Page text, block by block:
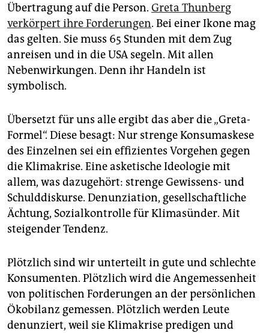
Übertragung auf die Person. Greta Thunberg
verkörpert ihre Forderungen. Bei einer Ikone mag
das gelten. Sie muss 65 Stunden mit dem Zug
anreisen und in die USA segeln. Mit allen
Nebenwirkungen. Denn ihr Handeln ist
symbolisch.
Übersetzt für uns alle ergibt das aber die „Greta-
Formel“. Diese besagt: Nur strenge Konsumaskese
des Einzelnen sei ein effizientes Vorgehen gegen
die Klimakrise. Eine asketische Ideologie mit
allem, was dazugehört: strenge Gewissens- und
Schulddiskurse. Denunziation, gesellschaftliche
Ächtung, Sozialkontrolle für Klimasünder. Mit
steigender Tendenz.
Plötzlich sind wir unterteilt in gute und schlechte
Konsumenten. Plötzlich wird die Angemessenheit
von politischen Forderungen an der persönlichen
Ökobilanz gemessen. Plötzlich werden Leute
denunziert, weil sie Klima­krise predigen und